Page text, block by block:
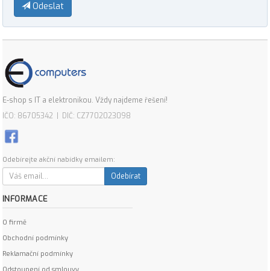
Odeslat
E-shop s IT a elektronikou. Vždy najdeme řešení!
IČO: 86705342 | DIČ: CZ7702023098
Odebírejte akční nabídky emailem:
Odebírat
INFORMACE
O firmě
Obchodní podmínky
Reklamační podmínky